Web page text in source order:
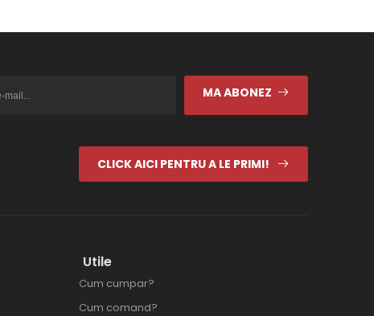
MA ABONEZ
CLICK AICI PENTRU A LE PRIMI!
Utile
Cum cumpar?
Cum comand?